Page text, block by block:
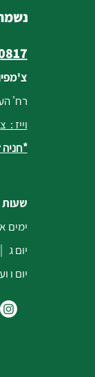
רח'
וייז :
*חניה
שעות
ימים א,
יום ג | 8:45-
יום ו